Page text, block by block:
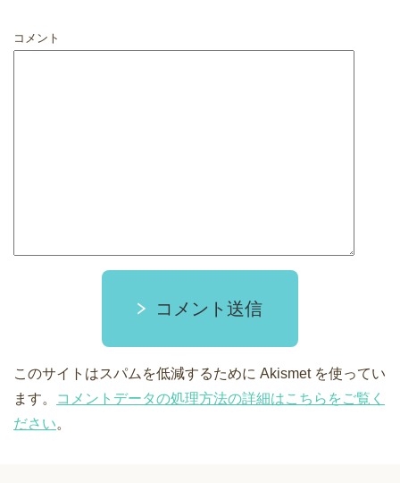
コメント
コメント送信
このサイトはスパムを低減するために Akismet を使ってい
ます。
コメントデータの処理方法の詳細はこちらをご覧く
ださい。